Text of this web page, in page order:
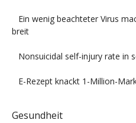
Ein wenig beachteter Virus
breit
Nonsuicidal self-injury rate in
E-Rezept knackt 1-Million-
Gesundheit